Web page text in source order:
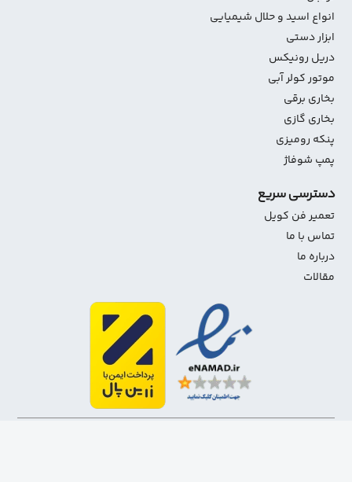
انواع اسید و حلال شیمیایی
ابزار دستی
دریل رونیکس
موتور کولر آبی
بخاری برقی
بخاری گازی
پنکه رومیزی
پمپ شوفاژ
دسترسی سریع
تعمیر فن کویل
تماس با ما
درباره ما
مقالات